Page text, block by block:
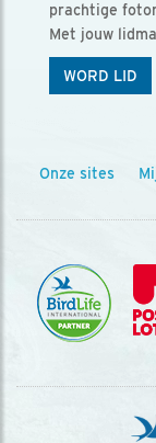
prachtige
Met jouw
WORD LID
Onze sites